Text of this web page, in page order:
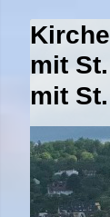
mit
mit